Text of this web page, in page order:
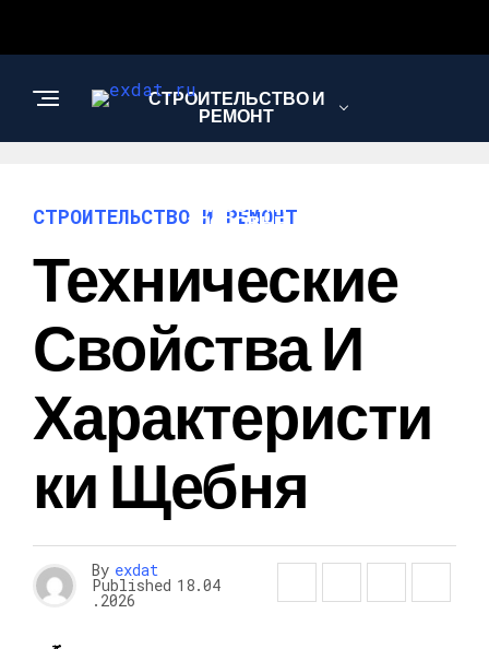
СТРОИТЕЛЬСТВО И
РЕМОНТ
КРАСОТА И
ЗДОРОВЬЕ
СТРОИТЕЛЬСТВО И РЕМОНТ
Технические
Свойства И
Характеристи
Ки Щебня
By exdat
Published 18.04
.2026